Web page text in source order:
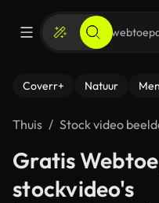
Coverr+ Natuur
Thuis Stock video
Gratis
stockvideo's